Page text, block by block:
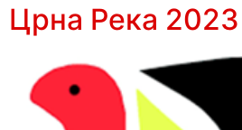
Црна Река 2023